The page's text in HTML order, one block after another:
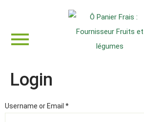
Login
Username or Email *